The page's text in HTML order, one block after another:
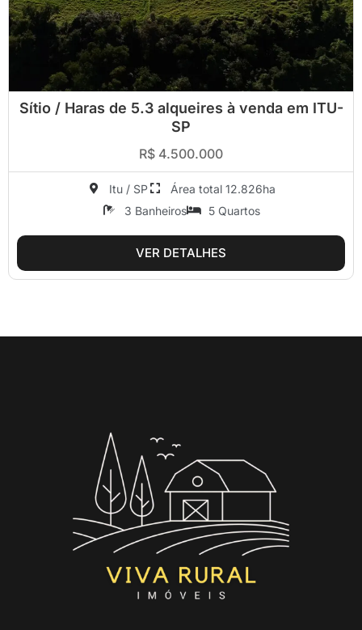
Sítio / Haras de 5.3 alqueires à venda em ITU-
SP
R$ 4.500.000
Itu / SP
Área total 12.826ha
3 Banheiros
5 Quartos
VER DETALHES